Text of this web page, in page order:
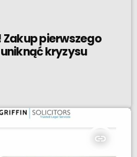
pierwszego
kryzysu
insert_link